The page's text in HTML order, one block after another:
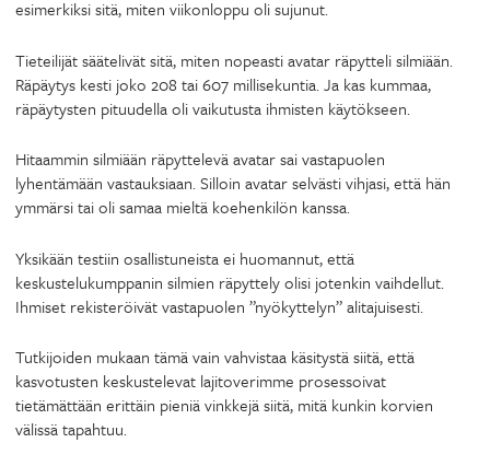
esimerkiksi sitä, miten viikonloppu oli sujunut.
Tieteilijät säätelivät sitä, miten nopeasti avatar räpytteli silmiään.
Räpäytys kesti joko 208 tai 607 millisekuntia. Ja kas kummaa,
räpäytysten pituudella oli vaikutusta ihmisten käytökseen.
Hitaammin silmiään räpyttelevä avatar sai vastapuolen
lyhentämään vastauksiaan. Silloin avatar selvästi vihjasi, että hän
ymmärsi tai oli samaa mieltä koehenkilön kanssa.
Yksikään testiin osallistuneista ei huomannut, että
keskustelukumppanin silmien räpyttely olisi jotenkin vaihdellut.
Ihmiset rekisteröivät vastapuolen ”nyökyttelyn” alitajuisesti.
Tutkijoiden mukaan tämä vain vahvistaa käsitystä siitä, että
kasvotusten keskustelevat lajitoverimme prosessoivat
tietämättään erittäin pieniä vinkkejä siitä, mitä kunkin korvien
välissä tapahtuu.